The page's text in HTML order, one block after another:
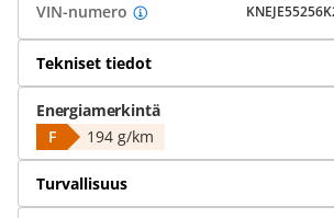
VIN-numero
Tekniset tiedot
Energiamerkintä
F
194 g/km
Turvallisuus